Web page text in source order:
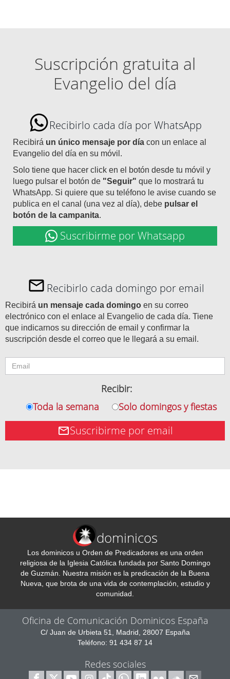
Suscripción gratuita al
Evangelio del día
Recibirlo cada día por WhatsApp
Recibirá un único mensaje por día con un enlace al
Evangelio del día en su móvil.
Solo tiene que hacer click en el botón desde tu móvil y
luego pulsar el botón de "Seguir" que lo mostrará tu
WhatsApp. Si quiere que su teléfono le avise cuando se
publica en el canal (una vez al día), debe pulsar el
botón de la campanita.
Suscribirme por Whatsapp
Recibirlo cada domingo por email
Recibirá un mensaje cada domingo en su correo
electrónico con el enlace al Evangelio de cada día. Tiene
que indicarnos su dirección de email y confirmar la
suscripción desde el correo que le llegará a su email.
Recibir:
Toda la semana
Solo domingos y fiestas
Suscribirme por email
dominicos
Los dominicos u Orden de Predicadores es una orden
religiosa de la Iglesia Católica fundada por Santo Domingo
de Guzmán. Nuestra misión es la predicación de la Buena
Nueva, que brota de una vida de contemplación, estudio y
comunidad.
Oficina de Comunicación Dominicos España
C/ Juan de Urbieta 51, Madrid, 28007 España
Teléfono: 91 434 87 14
Redes sociales